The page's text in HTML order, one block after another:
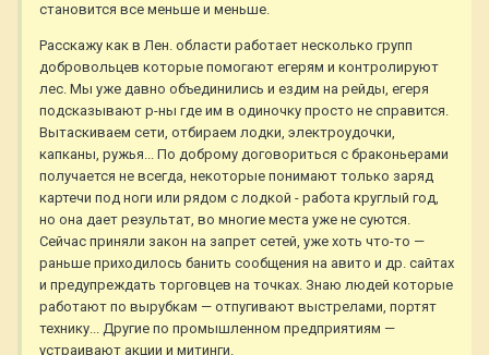
становится все меньше и меньше.
Расскажу как в Лен. области работает несколько групп
добровольцев которые помогают егерям и контролируют
лес. Мы уже давно объединились и ездим на рейды, егеря
подсказывают р-ны где им в одиночку просто не справится.
Вытаскиваем сети, отбираем лодки, электроудочки,
капканы, ружья... По доброму договориться с браконьерами
получается не всегда, некоторые понимают только заряд
картечи под ноги или рядом с лодкой - работа круглый год,
но она дает результат, во многие места уже не суются.
Сейчас приняли закон на запрет сетей, уже хоть что-то —
раньше приходилось банить сообщения на авито и др. сайтах
и предупреждать торговцев на точках. Знаю людей которые
работают по вырубкам — отпугивают выстрелами, портят
технику... Другие по промышленном предприятиям —
устраивают акции и митинги.